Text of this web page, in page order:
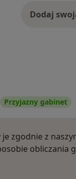
Dodaj
Przyjazny gabinet
zgodnie z
obliczania